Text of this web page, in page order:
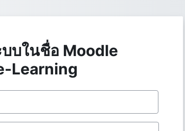
บบในชื่อ Moodle
Learning
ผู้ใหญ่ใหม่